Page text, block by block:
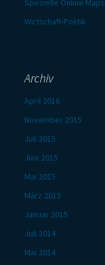
Spezielle Online Maps
Wirtschaft-Politik
Archiv
April 2016
November 2015
Juli 2015
Juni 2015
Mai 2015
März 2015
Januar 2015
Juli 2014
Mai 2014